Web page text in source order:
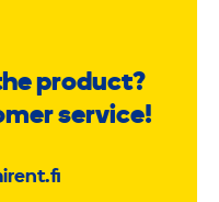
product?
service!